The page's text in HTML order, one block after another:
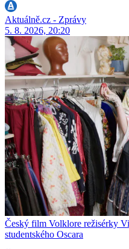
Aktuálně.cz - Zprávy
5. 8. 2026, 20:20
Český film Volklore režisérky
studentského Oscara